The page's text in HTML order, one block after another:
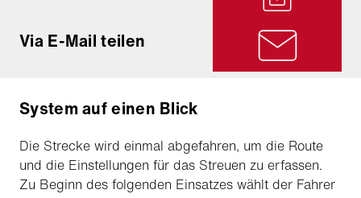
Via E-Mail teilen
System auf einen Blick
Die Strecke wird einmal abgefahren, um die Route
und die Einstellungen für das Streuen zu erfassen.
Zu Beginn des folgenden Einsatzes wählt der Fahrer